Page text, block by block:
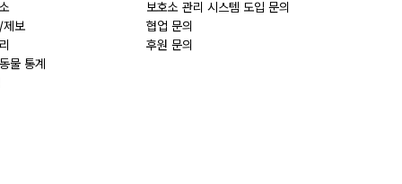
제보
물 통계
보호소 관리 시스템 도입 문의
협업 문의
후원 문의